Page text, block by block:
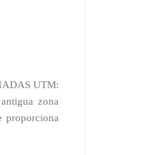
UTM:
zona
proporciona